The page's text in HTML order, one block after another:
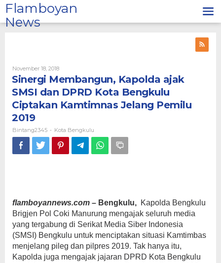
Lewati
ke
konten
Flamboyan
News
November 18, 2018Oleh
Bintang2345
Sinergi Membangun, Kapolda ajak
SMSI dan DPRD Kota Bengkulu
Ciptakan Kamtimnas Jelang Pemilu
2019
Bintang2345 - Kota Bengkulu
flamboyannews.com – Bengkulu, Kapolda Bengkulu
Brigjen Pol Coki Manurung mengajak seluruh media
yang tergabung di Serikat Media Siber Indonesia
(SMSI) Bengkulu untuk menciptakan situasi Kamtimbas
menjelang pileg dan pilpres 2019. Tak hanya itu,
Kapolda juga mengajak jajaran DPRD Kota Bengkulu